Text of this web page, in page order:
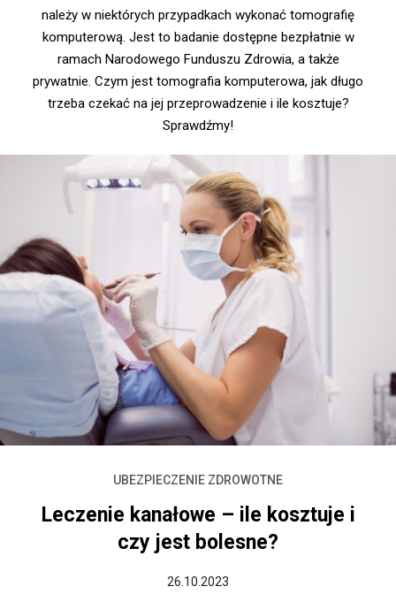
należy w niektórych przypadkach wykonać tomografię
komputerową. Jest to badanie dostępne bezpłatnie w
ramach Narodowego Funduszu Zdrowia, a także
prywatnie. Czym jest tomografia komputerowa, jak długo
trzeba czekać na jej przeprowadzenie i ile kosztuje?
Sprawdźmy!
UBEZPIECZENIE ZDROWOTNE
Leczenie kanałowe – ile kosztuje i
czy jest bolesne?
26.10.2023